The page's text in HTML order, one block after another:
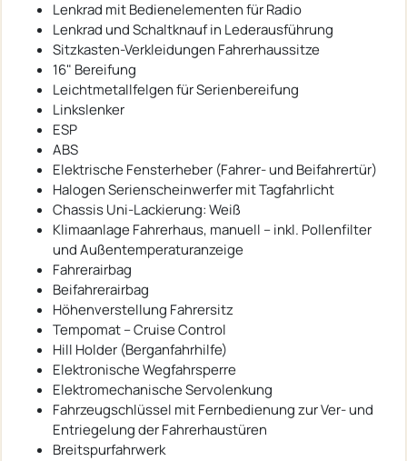
Lenkrad mit Bedienelementen für Radio
Lenkrad und Schaltknauf in Lederausführung
Sitzkasten-Verkleidungen Fahrerhaussitze
16" Bereifung
Leichtmetallfelgen für Serienbereifung
Linkslenker
ESP
ABS
Elektrische Fensterheber (Fahrer- und Beifahrertür)
Halogen Serienscheinwerfer mit Tagfahrlicht
Chassis Uni-Lackierung: Weiß
Klimaanlage Fahrerhaus, manuell – inkl. Pollenfilter
und Außentemperaturanzeige
Fahrerairbag
Beifahrerairbag
Höhenverstellung Fahrersitz
Tempomat – Cruise Control
Hill Holder (Berganfahrhilfe)
Elektronische Wegfahrsperre
Elektromechanische Servolenkung
Fahrzeugschlüssel mit Fernbedienung zur Ver- und
Entriegelung der Fahrerhaustüren
Breitspurfahrwerk